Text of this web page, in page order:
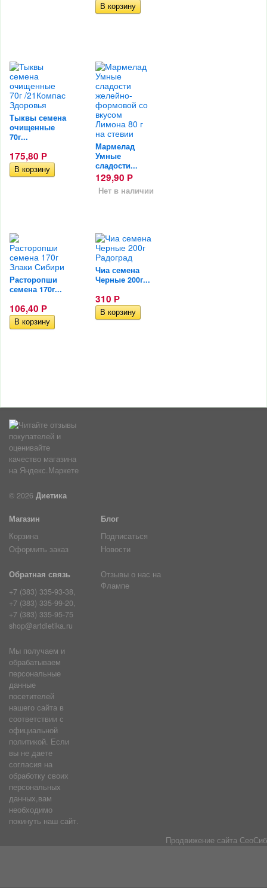
Тыквы семена
очищенные
70г...
175,80 Р
Мармелад
Умные
сладости...
129,90 Р
Нет в наличии
Расторопши
семена 170г...
106,40 Р
Чиа семена
Черные 200г...
310 Р
© 2026 Диетика
Магазин
Корзина
Оформить заказ
Блог
Подписаться
Новости
Обратная связь
+7 (383) 335-93-38,
+7 (383) 335-99-20,
+7 (383) 335-95-75
shop@artdietika.ru
Отзывы о нас на
Флампе
Мы получаем и
обрабатываем
персональные
данные
посетителей
нашего сайта в
соответствии с
официальной
политикой. Если
вы не даете
согласия на
обработку своих
персональных
данных,вам
необходимо
покинуть наш сайт.
Продвижение сайта СеоСиб